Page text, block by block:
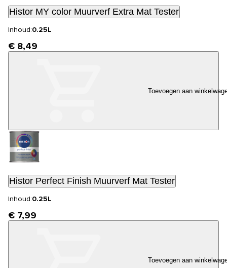
Histor MY color Muurverf Extra Mat Tester
Inhoud:0.25L
€ 8,49
Toevoegen aan
Histor Perfect Finish Muurverf Mat Tester
Inhoud:0.25L
€ 7,99
Toevoegen aan